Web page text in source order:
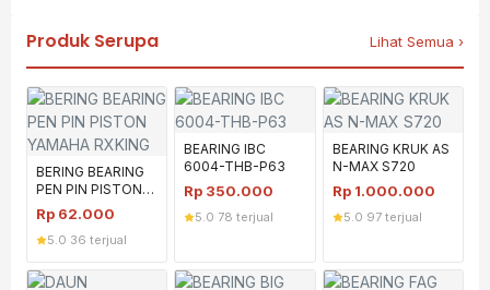
Produk Serupa Lihat Semua ›
BERING BEARING
PEN PIN PISTON
YAMAHA RXKING
Rp 62.000
5.0 36 terjual
BEARING IBC
6004-THB-P63
Rp 350.000
5.0 78 terjual
BEARING KRUK AS
N-MAX S720
Rp 1.000.000
5.0 97 terjual